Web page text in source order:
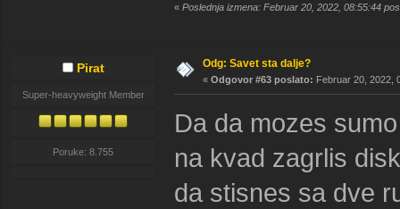
« Poslednja izmena: Februar 20, 2022, 08:55:44
Pirat
Super-heavyweight Member
Poruke: 8.755
Odg: Savet sta dalje?
« Odgovor #63 poslato: Februar 20, 2022,
Da da mozes
na kvad zagrlis
da stisnes sa dve